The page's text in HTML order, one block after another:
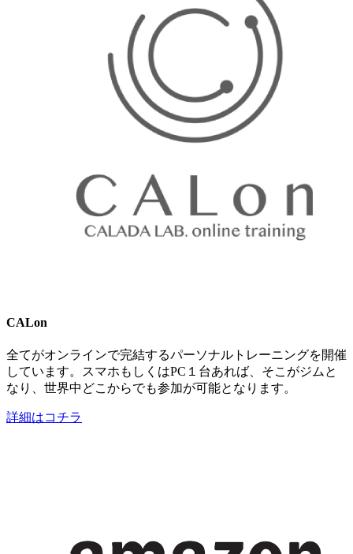
CALon
全てがオンラインで完結するパーソナルトレーニングを開催
しています。スマホもしくはPC１台あれば、そこがジムと
なり、世界中どこからでも参加が可能となります。
詳細はコチラ